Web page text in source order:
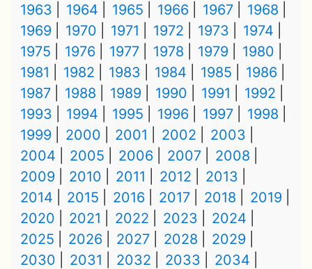
1963
1964 1965 1966 1967
1968
1969
1970 1971 1972 1973
1974
1975
1976 1977 1978 1979
1980
1981
1982 1983 1984 1985
1986
1987
1988 1989 1990 1991
1992
1993
1994 1995 1996 1997
1998
1999
2000 2001 2002
2003
2004
2005 2006 2007
2008
2009
2010 2011 2012
2013
2014
2015 2016 2017 2018
2019
2020
2021 2022 2023
2024
2025
2026 2027 2028
2029
2030
2031 2032 2033
2034